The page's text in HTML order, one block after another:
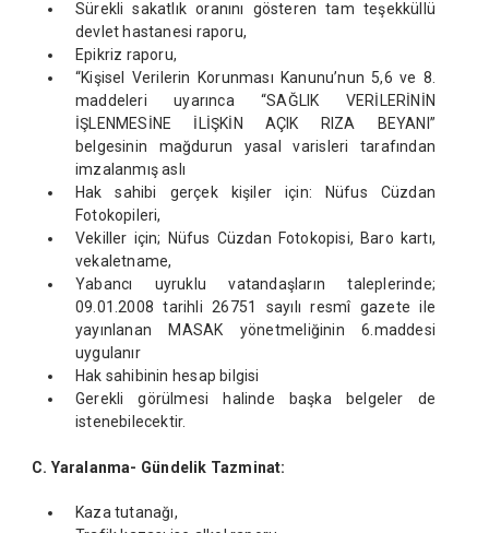
Sürekli sakatlık oranını gösteren tam teşekküllü
devlet hastanesi raporu,
Epikriz raporu,
“Kişisel Verilerin Korunması Kanunu’nun 5,6 ve 8.
maddeleri uyarınca “SAĞLIK VERİLERİNİN
İŞLENMESİNE İLİŞKİN AÇIK RIZA BEYANI”
belgesinin mağdurun yasal varisleri tarafından
imzalanmış aslı
Hak sahibi gerçek kişiler için: Nüfus Cüzdan
Fotokopileri,
Vekiller için; Nüfus Cüzdan Fotokopisi, Baro kartı,
vekaletname,
Yabancı uyruklu vatandaşların taleplerinde;
09.01.2008 tarihli 26751 sayılı resmî gazete ile
yayınlanan MASAK yönetmeliğinin 6.maddesi
uygulanır
Hak sahibinin hesap bilgisi
Gerekli görülmesi halinde başka belgeler de
istenebilecektir.
C. Yaralanma- Gündelik Tazminat:
Kaza tutanağı,